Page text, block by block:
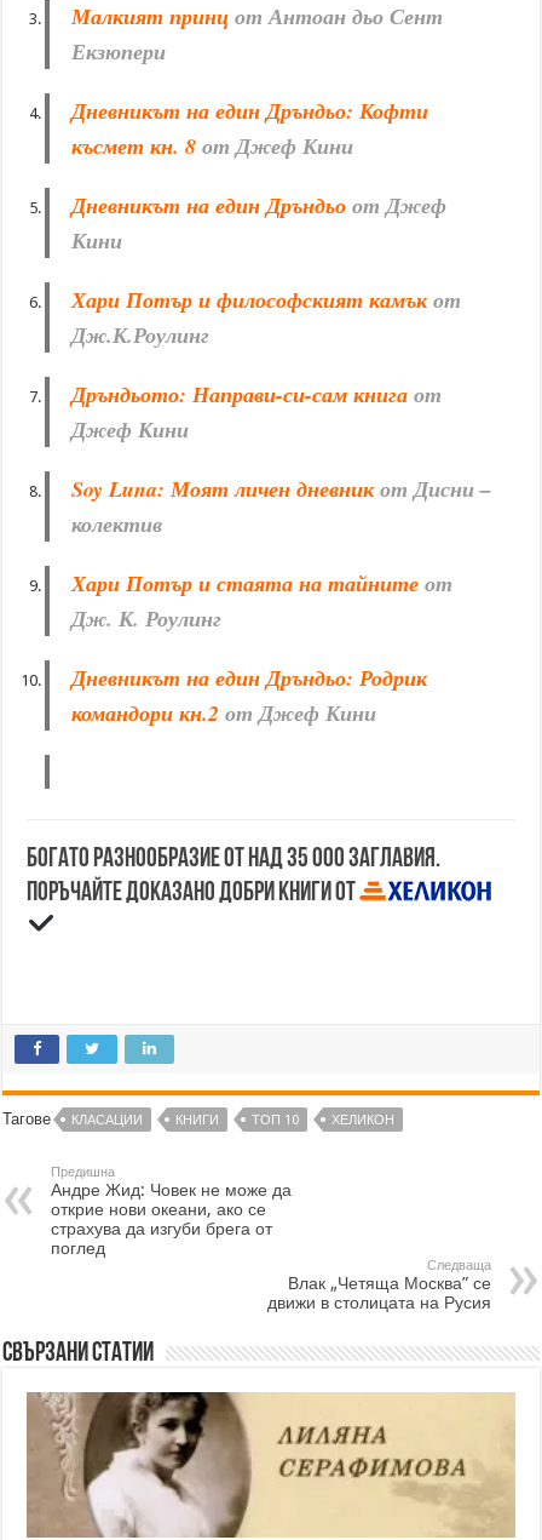
Малкият принцот Антоан дьо Сент
Екзюпери
Дневникът на един Дръндьо: Кофти
късмет кн. 8 от Джеф Кини
Дневникът на един Дръндьо от Джеф
Кини
Хари Потър и философският камък от
Дж.К.Роулинг
Дръндьото: Направи-си-сам книга от
Джеф Кини
Soy Luna: Моят личен дневникот Дисни –
колектив
Хари Потър и стаята на тайните от
Дж. К. Роулинг
Дневникът на един Дръндьо: Родрик
командори кн.2от Джеф Кини
Богато разнообразие от над 35 000 заглавия.
Поръчайте доказано добри книги от
Тагове КЛАСАЦИИ КНИГИ ТОП 10 ХЕЛИКОН
Предишна
Андре Жид: Човек не може да
открие нови океани, ако се
страхува да изгуби брега от
поглед
Следваща
Влак „Четяща Москва” се
движи в столицата на Русия
Свързани статии